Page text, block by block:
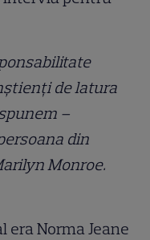
de latura
–
din
Monroe.
era Norma Jeane